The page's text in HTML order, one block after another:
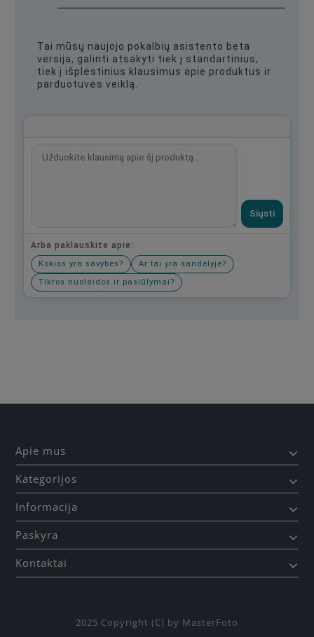
Tai mūsų naujojo pokalbių asistento beta
versija, galinti atsakyti tiek į standartinius,
tiek į išplėstinius klausimus apie produktus ir
parduotuvės veiklą.
Siųsti
Arba paklauskite apie:
Kokios yra savybės?
Ar tai yra sandėlyje?
Tikros nuolaidos ir pasiūlymai?
Apie mus
Kategorijos
Informacija
Paskyra
Kontaktai
2025 Copyright (C) by MasterFoto